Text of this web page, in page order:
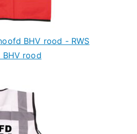
BHV rood - RWS
rood